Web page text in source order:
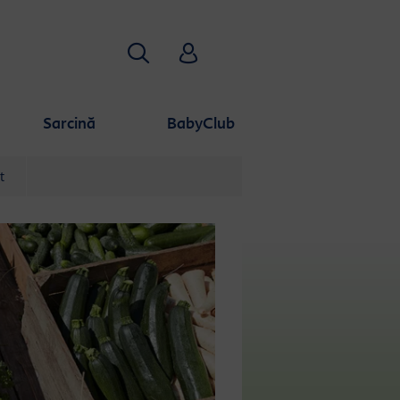
Sarcină BabyClub
CăutareHiPP Babyclub